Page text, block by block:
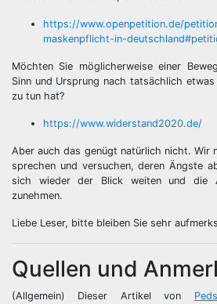
https://www.openpetition.de/
maskenpflicht-in-
Möchten Sie möglicherweise einer
Sinn und Ursprung nach tatsächlich
zu tun hat?
https://www.widerstand2020.de/
Aber auch das genügt natürlich nicht. Wir
sprechen und versuchen, deren Ängste
sich wieder der Blick weiten und die
zunehmen.
Liebe Leser, bitte bleiben Sie sehr
Quellen und
(Allgemein) Dieser Artikel von